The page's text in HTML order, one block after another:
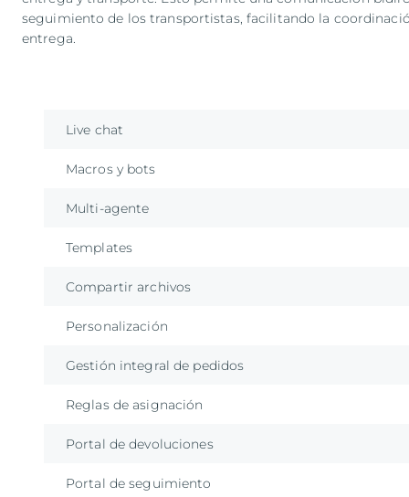
seguimiento de los transportistas, facilitando la
entrega.
Live chat
Macros y bots
Multi-agente
Templates
Compartir archivos
Personalización
Gestión integral de pedidos
Reglas de asignación
Portal de devoluciones
Portal de seguimiento